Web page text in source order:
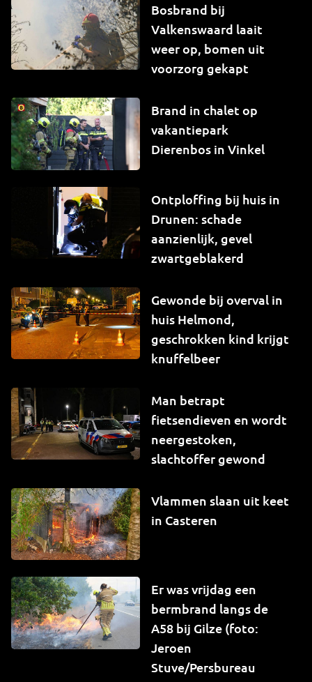
Bosbrand bij
Valkenswaard laait
weer op, bomen uit
voorzorg gekapt
Brand in chalet op
vakantiepark
Dierenbos in Vinkel
Ontploffing bij huis in
Drunen: schade
aanzienlijk, gevel
zwartgeblakerd
Gewonde bij overval in
huis Helmond,
geschrokken kind krijgt
knuffelbeer
Man betrapt
fietsendieven en wordt
neergestoken,
slachtoffer gewond
Vlammen slaan uit keet
in Casteren
Er was vrijdag een
bermbrand langs de
A58 bij Gilze (foto:
Jeroen
Stuve/Persbureau